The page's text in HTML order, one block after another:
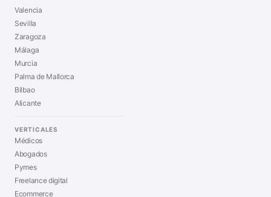
Valencia
Sevilla
Zaragoza
Málaga
Murcia
Palma de Mallorca
Bilbao
Alicante
VERTICALES
Médicos
Abogados
Pymes
Freelance digital
Ecommerce